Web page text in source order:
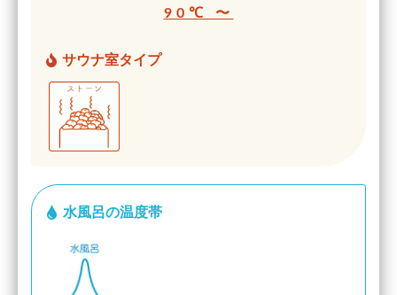
90℃ 〜
サウナ室タイプ
水風呂の温度帯